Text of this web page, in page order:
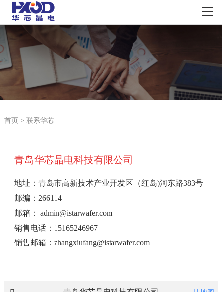
首页> 联系华芯
青岛华芯晶电科技有限公司
地址：青岛市高新技术产业开发区（红岛)河东路383号
邮编：266114
邮箱： admin@istarwafer.com
销售电话：15165246967
销售邮箱：zhangxiufang@istarwafer.com